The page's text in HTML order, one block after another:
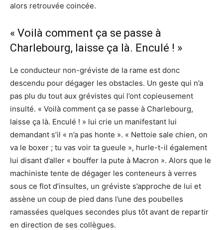
alors retrouvée coincée.
« Voilà comment ça se passe à
Charlebourg, laisse ça là. Enculé ! »
Le conducteur non-gréviste de la rame est donc
descendu pour dégager les obstacles. Un geste qui n’a
pas plu du tout aux grévistes qui l’ont copieusement
insulté. « Voilà comment ça se passe à Charlebourg,
laisse ça là. Enculé ! » lui crie un manifestant lui
demandant s’il « n’a pas honte ». « Nettoie sale chien, on
va le boxer ; tu vas voir ta gueule », hurle-t-il également
lui disant d’aller « bouffer la pute à Macron ». Alors que le
machiniste tente de dégager les conteneurs à verres
sous ce flot d’insultes, un gréviste s’approche de lui et
assène un coup de pied dans l’une des poubelles
ramassées quelques secondes plus tôt avant de repartir
en direction de ses collègues.